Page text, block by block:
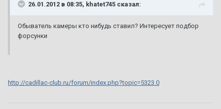
26.01.2012 в 08:35, khatet745 сказал:
Обыватель камеры кто нибудь ставил? Интересует подбор
форсунки
http://cadillac-club.ru/forum/index.php?topic=5323.0